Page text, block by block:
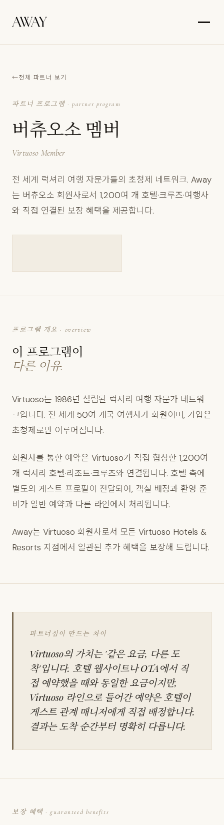
전체 파트너 보기
파트너 프로그램 · partner program
버츄오소 멤버
Virtuoso Member
전 세계 럭셔리 여행 자문가들의 초청제 네트워크. Away
는 버츄오소 회원사로서 1,200여 개 호텔·크루즈·여행사
와 직접 연결된 보장 혜택을 제공합니다.
프로그램 개요 · overview
이 프로그램이
다른 이유.
Virtuoso는 1986년 설립된 럭셔리 여행 자문가 네트워
크입니다. 전 세계 50여 개국 여행사가 회원이며, 가입은
초청제로만 이루어집니다.
회원사를 통한 예약은 Virtuoso가 직접 협상한 1,200여
개 럭셔리 호텔·리조트·크루즈와 연결됩니다. 호텔 측에
별도의 게스트 프로필이 전달되어, 객실 배정과 환영 준
비가 일반 예약과 다른 라인에서 처리됩니다.
Away는 Virtuoso 회원사로서 모든 Virtuoso Hotels &
Resorts 지점에서 일관된 추가 혜택을 보장해 드립니다.
파트너십이 만드는 차이
Virtuoso의 가치는 '같은 요금, 다른 도
착'입니다. 호텔 웹사이트나 OTA에서 직
접 예약했을 때와 동일한 요금이지만,
Virtuoso 라인으로 들어간 예약은 호텔이
게스트 관계 매니저에게 직접 배정합니다.
결과는 도착 순간부터 명확히 다릅니다.
보장 혜택 · guaranteed benefits